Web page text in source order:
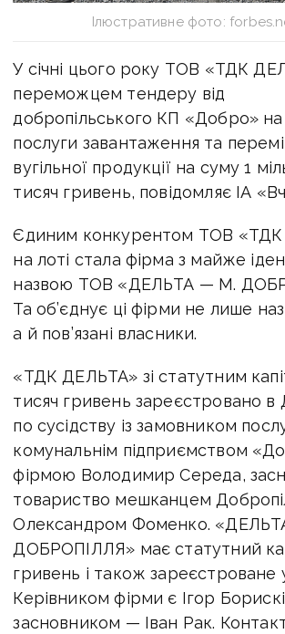
Ілюстративне фото:
У січні цього року ТОВ «ТДК
переможцем тендеру від
добропільського КП «Добро»
послуги завантаження та
вугільної продукції на суму 1
тисяч гривень, повідомляє ІА
Єдиним конкурентом ТОВ
на лоті стала фірма з майже
назвою ТОВ «ДЕЛЬТА — М.
Та об’єднує ці фірми не лише
а й пов’язані власники.
«ТДК ДЕЛЬТА» зі статутним
тисяч гривень зареєстровано в
по сусідству із замовником
комунальнім підприємством
фірмою Володимир Середа,
товариство мешканцем
Олександром Фоменко.
ДОБРОПІЛЛЯ» має статутний
гривень і також зареєстроване
Керівником фірми є Ігор
засновником — Іван Рак.